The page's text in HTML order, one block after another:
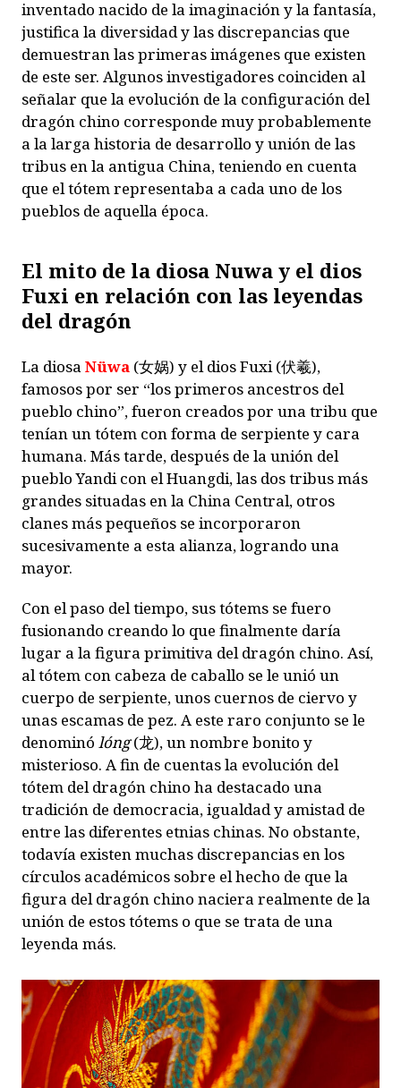
inventado nacido de la imaginación y la fantasía,
justifica la diversidad y las discrepancias que
demuestran las primeras imágenes que existen
de este ser. Algunos investigadores coinciden al
señalar que la evolución de la configuración del
dragón chino corresponde muy probablemente
a la larga historia de desarrollo y unión de las
tribus en la antigua China, teniendo en cuenta
que el tótem representaba a cada uno de los
pueblos de aquella época.
El mito de la diosa Nuwa y el dios
Fuxi en relación con las leyendas
del dragón
La diosaNüwa (女娲) y el dios Fuxi (伏羲),
famosos por ser “los primeros ancestros del
pueblo chino”, fueron creados por una tribu que
tenían un tótem con forma de serpiente y cara
humana. Más tarde, después de la unión del
pueblo Yandi con el Huangdi, las dos tribus más
grandes situadas en la China Central, otros
clanes más pequeños se incorporaron
sucesivamente a esta alianza, logrando una
mayor.
Con el paso del tiempo, sus tótems se fuero
fusionando creando lo que finalmente daría
lugar a la figura primitiva del dragón chino. Así,
al tótem con cabeza de caballo se le unió un
cuerpo de serpiente, unos cuernos de ciervo y
unas escamas de pez. A este raro conjunto se le
denominó lóng(龙), un nombre bonito y
misterioso. A fin de cuentas la evolución del
tótem del dragón chino ha destacado una
tradición de democracia, igualdad y amistad de
entre las diferentes etnias chinas. No obstante,
todavía existen muchas discrepancias en los
círculos académicos sobre el hecho de que la
figura del dragón chino naciera realmente de la
unión de estos tótems o que se trata de una
leyenda más.